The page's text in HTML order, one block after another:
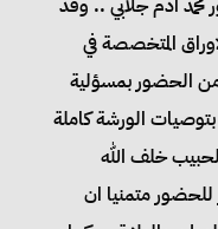
محمد ادم جلابي .. وقد
المتخصصة في
الحضور بمسؤلية
الورشة كاملة
خلف الله
متمنيا ان